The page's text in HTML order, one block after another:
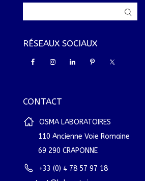
RÉSEAUX SOCIAUX
CONTACT
OSMA LABORATOIRES
110 Ancienne Voie Romaine
69 290 CRAPONNE
+33 (0) 4 78 57 97 18